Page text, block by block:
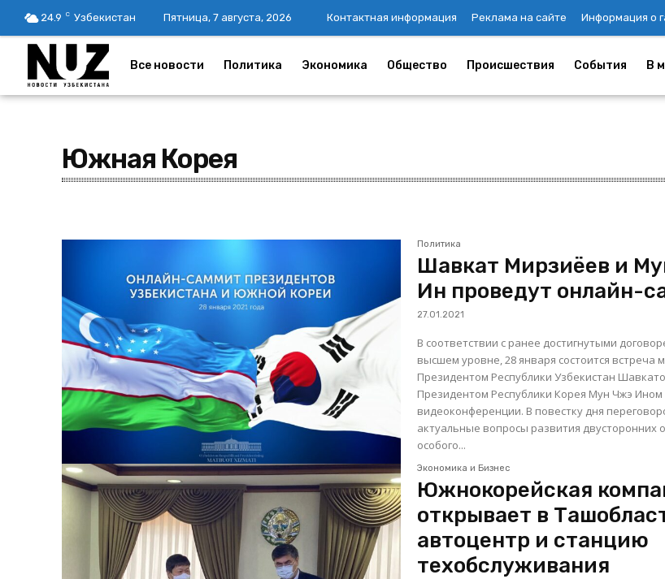
24.9 C Узбекистан Пятница, 7 августа, 2026 Контактная информация Реклама на сайте Информация о
Все новости Политика Экономика Общество Происшествия События В
Южная Корея
Политика
Шавкат Мирзиёев и
Ин проведут онлайн-
27.01.2021
В соответствии с ранее достигнутыми
высшем уровне, 28 января состоится встреча
Президентом Республики Узбекистан
Президентом Республики Корея Мун Чжэ
видеоконференции. В повестку дня переговоров включены
актуальные вопросы развития двусторонних
особого...
Экономика и Бизнес
Южнокорейская
открывает в
автоцентр и станцию
техобслуживания